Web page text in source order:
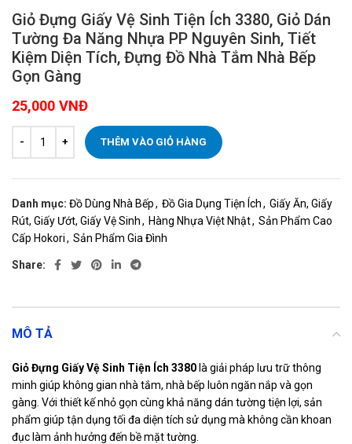
Giỏ Đựng Giấy Vệ Sinh Tiện Ích 3380, Giỏ Dán
Tường Đa Năng Nhựa PP Nguyên Sinh, Tiết
Kiệm Diện Tích, Đựng Đồ Nhà Tắm Nhà Bếp
Gọn Gàng
25,000 VNĐ
THÊM VÀO GIỎ HÀNG
Danh mục: Đồ Dùng Nhà Bếp, Đồ Gia Dụng Tiện Ích, Giấy Ăn, Giấy
Rút, Giấy Ướt, Giấy Vệ Sinh, Hàng Nhựa Việt Nhật, Sản Phẩm Cao
Cấp Hokori, Sản Phẩm Gia Đình
Share:
MÔ TẢ
Giỏ Đựng Giấy Vệ Sinh Tiện Ích 3380 là giải pháp lưu trữ thông
minh giúp không gian nhà tắm, nhà bếp luôn ngăn nắp và gọn
gàng. Với thiết kế nhỏ gọn cùng khả năng dán tường tiện lợi, sản
phẩm giúp tận dụng tối đa diện tích sử dụng mà không cần khoan
đục làm ảnh hưởng đến bề mặt tường.